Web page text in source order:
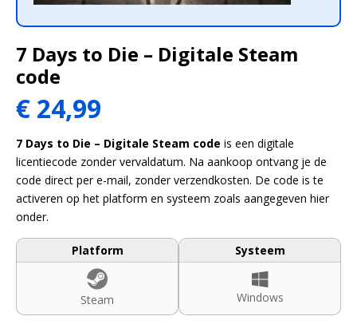
7 Days to Die – Digitale Steam
code
€ 24,99
7 Days to Die – Digitale Steam code is een digitale
licentiecode zonder vervaldatum. Na aankoop ontvang je de
code direct per e-mail, zonder verzendkosten. De code is te
activeren op het platform en systeem zoals aangegeven hier
onder.
Platform
Steam
Systeem
Windows